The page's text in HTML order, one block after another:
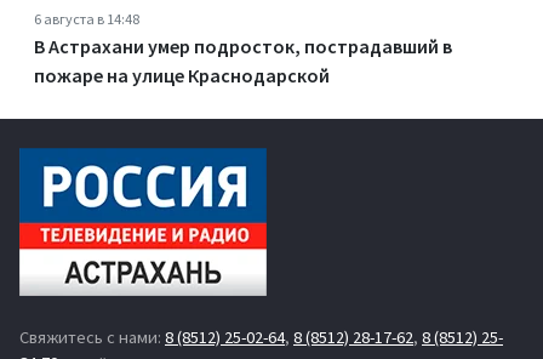
6 августа в 14:48
В Астрахани умер подросток, пострадавший в
пожаре на улице Краснодарской
Свяжитесь с нами: 8 (8512) 25-02-64, 8 (8512) 28-17-62, 8 (8512) 25-